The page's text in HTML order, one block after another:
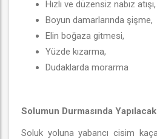
Hızlı ve düzensiz nabız atışı,
Boyun damarlarında şişme,
Elin boğaza gitmesi,
Yüzde kızarma,
Dudaklarda morarma
Solumun Durmasında
Soluk yoluna yabancı cisim